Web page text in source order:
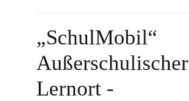
„SchulMobil“
Außerschulischer
Lernort -